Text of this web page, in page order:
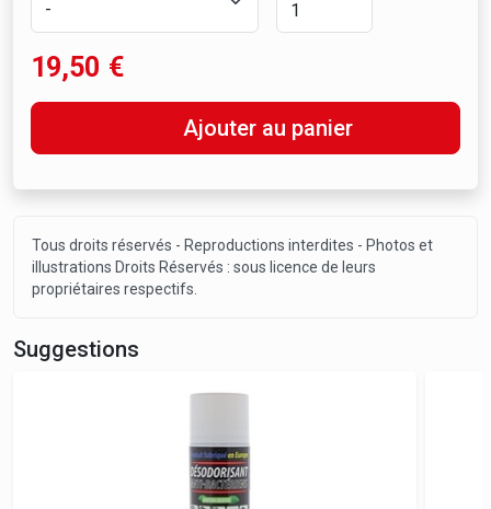
19,50 €
Ajouter au panier
Tous droits réservés - Reproductions interdites - Photos et
illustrations Droits Réservés : sous licence de leurs
propriétaires respectifs.
Suggestions